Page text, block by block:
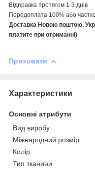
Відправка протягом 1-3 днів
Передоплата 100% або
Доставка Новою поштою,
платите при отриманні)
Приховати
Характеристики
Основні атрибути
Вид виробу
Міжнародний розмір
Колір
Тип тканини